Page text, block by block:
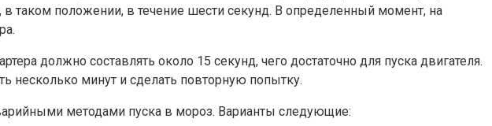
таком положении, в течение шести секунд. В определенный момент, на
должно составлять около 15 секунд, чего достаточно для пуска двигателя.
несколько минут и сделать повторную попытку.
методами пуска в мороз. Варианты следующие: